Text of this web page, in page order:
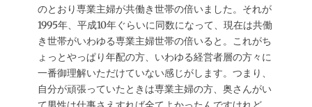
のとおり専業主婦が共働き世帯の倍いました。それが
1995年、平成10年ぐらいに同数になって、現在は共働
き世帯がいわゆる専業主婦世帯の倍いると。これがち
ょっとやっぱり年配の方、いわゆる経営者層の方々に
一番御理解いただけていない感じがします。つまり、
自分が頑張っていたときは専業主婦の方、奥さんがい